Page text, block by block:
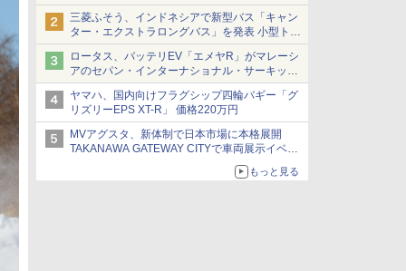
車の展示・試乗イベントを強化
三菱ふそう、インドネシアで新型バス「キャン
ター・エクストラロングバス」を発表 小型トラ
ックベースの観光・旅客輸送向けバス
ロータス、バッテリEV「エメヤR」がマレーシ
アのセパン・インターナショナル・サーキット
のBEV最速タイムを樹立
ヤマハ、国内向けフラグシップ四輪バギー「グ
リズリーEPS XT-R」 価格220万円
MVアグスタ、新体制で日本市場に本格展開
TAKANAWA GATEWAY CITYで車両展示イベン
もっと見る